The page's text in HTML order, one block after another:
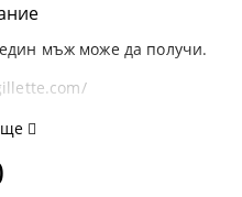
мъж може да получи.